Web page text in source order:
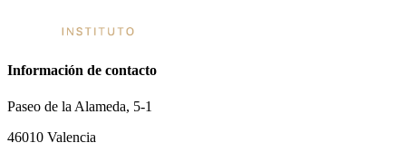
Información de contacto
Paseo de la Alameda, 5-1
46010 Valencia